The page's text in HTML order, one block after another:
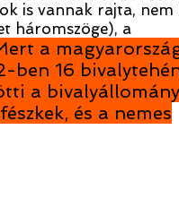
is vannak rajta, nem
háromszöge), a
a
ben 16
a bivalyállomány
és a nemes